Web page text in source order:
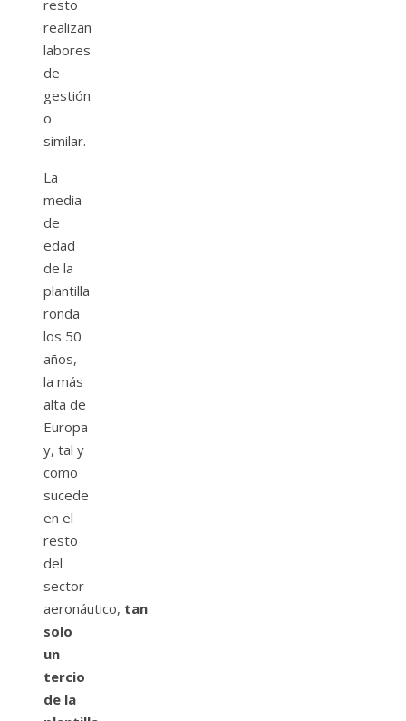
resto
realizan
labores
de
gestión
o
similar.
La
media
de
edad
de la
plantilla
ronda
los 50
años,
la más
alta de
Europa
y, tal y
como
sucede
en el
resto
del
sector
aeronáutico, tan
solo
un
tercio
de la